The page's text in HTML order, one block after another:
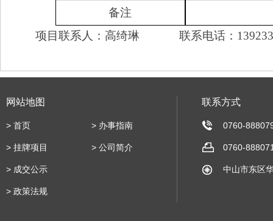
备注
项目联系人：高绮琳 联系电话：
网站地图
> 首页
> 挂牌项目
> 成交公示
> 政策法规
> 办事指南
> 公司简介
联系方式
0760-
0760-
中山市东区